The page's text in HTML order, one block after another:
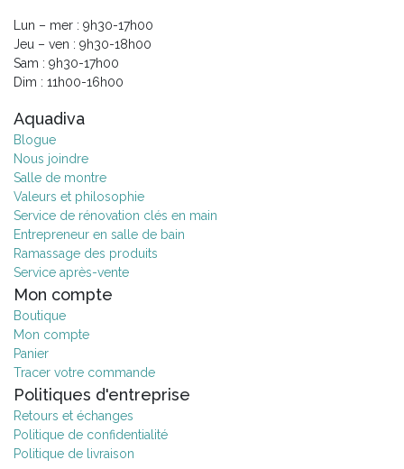
Lun – mer : 9h30-17h00
Jeu – ven : 9h30-18h00
Sam : 9h30-17h00
Dim : 11h00-16h00
Aquadiva
Blogue
Nous joindre
Salle de montre
Valeurs et philosophie
Service de rénovation clés en main
Entrepreneur en salle de bain
Ramassage des produits
Service après-vente
Mon compte
Boutique
Mon compte
Panier
Tracer votre commande
Politiques d'entreprise
Retours et échanges
Politique de confidentialité
Politique de livraison